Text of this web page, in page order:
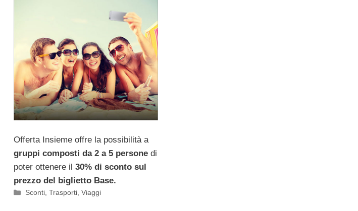
Offerta Insieme offre la possibilità a
gruppi composti da 2 a 5 personedi
poter ottenere il 30% di sconto sul
prezzo del biglietto Base.
Categorie
Sconti,Trasporti,Viaggi